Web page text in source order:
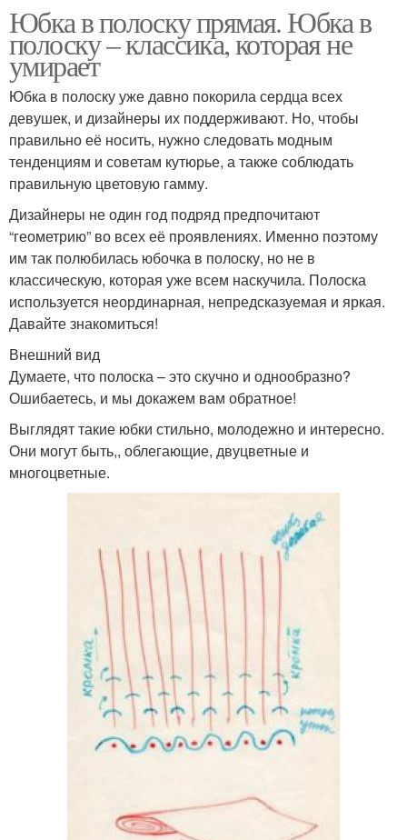
Юбка в полоску прямая. Юбка в
полоску – классика, которая не
умирает
Юбка в полоску уже давно покорила сердца всех
девушек, и дизайнеры их поддерживают. Но, чтобы
правильно её носить, нужно следовать модным
тенденциям и советам кутюрье, а также соблюдать
правильную цветовую гамму.
Дизайнеры не один год подряд предпочитают
“геометрию” во всех её проявлениях. Именно поэтому
им так полюбилась юбочка в полоску, но не в
классическую, которая уже всем наскучила. Полоска
используется неординарная, непредсказуемая и яркая.
Давайте знакомиться!
Внешний вид
Думаете, что полоска – это скучно и однообразно?
Ошибаетесь, и мы докажем вам обратное!
Выглядят такие юбки стильно, молодежно и интересно.
Они могут быть,, облегающие, двуцветные и
многоцветные.